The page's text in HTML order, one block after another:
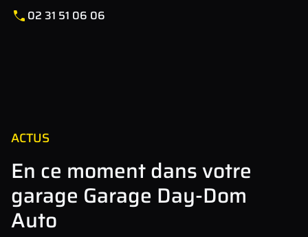
02 31 51 06 06
ACTUS
En ce moment dans votre
garage Garage Day-Dom
Auto